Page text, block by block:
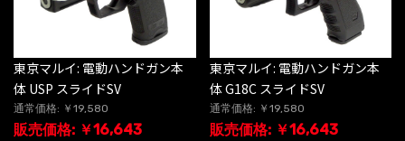
東京マルイ: 電動ハンドガン本
体 USP スライドSV
通常価格: ￥19,580
販売価格: ￥16,643
東京マルイ: 電動ハンドガン本
体 G18C スライドSV
通常価格: ￥19,580
販売価格: ￥16,643